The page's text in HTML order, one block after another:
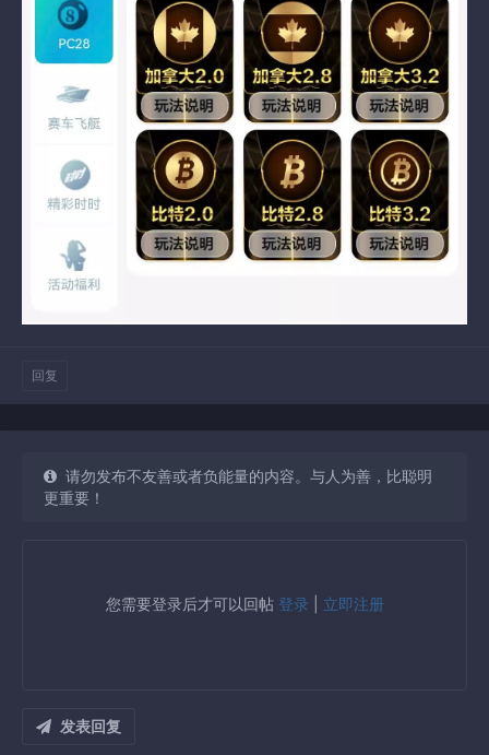
回复
请勿发布不友善或者负能量的内容。与人为善，比聪明
更重要！
您需要登录后才可以回帖 登录 立即注册
发表回复